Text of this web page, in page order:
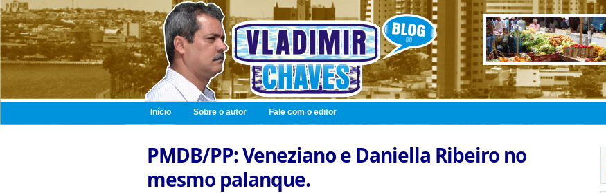
Início Sobre o autor Fale com o editor
PMDB/PP: Veneziano e Daniella Ribeiro no
mesmo palanque.